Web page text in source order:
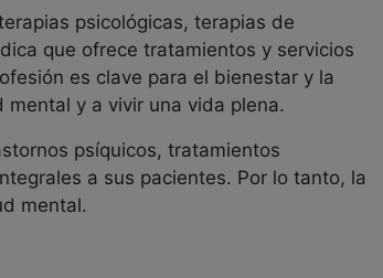
psicológicas, terapias de
que ofrece tratamientos y servicios
es clave para el bienestar y la
y a vivir una vida plena.
psíquicos, tratamientos
a sus pacientes. Por lo tanto, la
mental.